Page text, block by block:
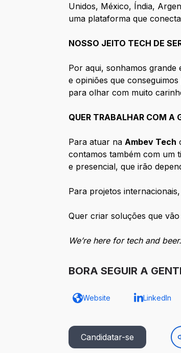
Unidos, México, Índia,
uma plataforma que
NOSSO JEITO TECH DE
Por aqui, sonhamos grande
e opiniões que
para olhar com muito
QUER TRABALHAR COM A
Para atuar naAmbev Tech
contamos também com um
e presencial, que irão
Para projetos
Quer criar soluções que
We’re here for tech and beer.
BORA SEGUIR A
Website LinkedIn
Candidatar-se